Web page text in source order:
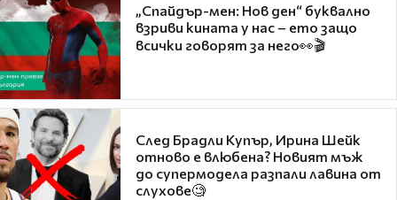
„Спайдър-мен: Нов ден“ буквално
взриви кината у нас – ето защо
всички говорят за него👀🎬
След Брадли Купър, Ирина Шейк
отново е влюбена? Новият мъж
до супермодела разпали лавина от
слухове🧐